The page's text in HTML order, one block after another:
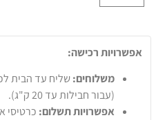
אפשרויות רכישה:
משלוחים:
(עבור חבילות עד 20 ק"ג).
אפשרויות תשלום: